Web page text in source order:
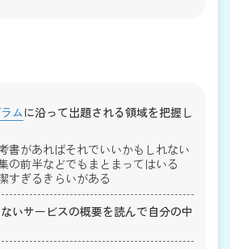
ムに沿って出題される領域を把握し
書があればそれでいいかもしれない
の前半などでもまとまってはいる
すぎるきらいがある
いサービスの概要を読んで自分の中